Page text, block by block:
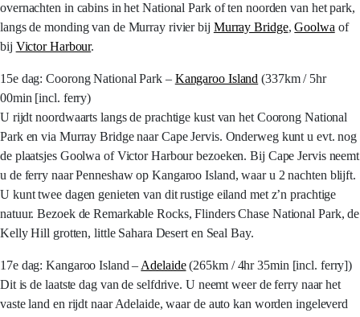
overnachten in cabins in het National Park of ten noorden van het park,
langs de monding van de Murray rivier bij Murray Bridge,Goolwa of
bij Victor Harbour.
15e dag: Coorong National Park – Kangaroo Island (337km / 5hr
00min [incl. ferry)
U rijdt noordwaarts langs de prachtige kust van het Coorong National
Park en via Murray Bridge naar Cape Jervis. Onderweg kunt u evt. nog
de plaatsjes Goolwa of Victor Harbour bezoeken. Bij Cape Jervis neemt
u de ferry naar Penneshaw op Kangaroo Island, waar u 2 nachten blijft.
U kunt twee dagen genieten van dit rustige eiland met z’n prachtige
natuur. Bezoek de Remarkable Rocks, Flinders Chase National Park, de
Kelly Hill grotten, little Sahara Desert en Seal Bay.
17e dag: Kangaroo Island – Adelaide(265km / 4hr 35min [incl. ferry])
Dit is de laatste dag van de selfdrive. U neemt weer de ferry naar het
vaste land en rijdt naar Adelaide, waar de auto kan worden ingeleverd